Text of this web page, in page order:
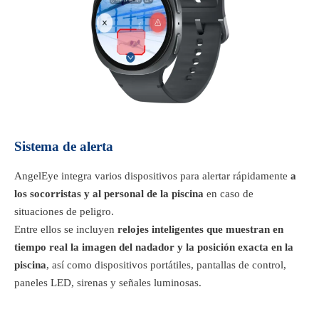
Sistema de alerta
AngelEye integra varios dispositivos para alertar rápidamente a
los socorristas y al personal de la piscina en caso de
situaciones de peligro.
Entre ellos se incluyen relojes inteligentes que muestran en
tiempo real la imagen del nadador y la posición exacta en la
piscina, así como dispositivos portátiles, pantallas de control,
paneles LED, sirenas y señales luminosas.